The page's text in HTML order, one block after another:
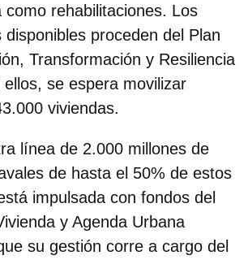
rehabilitaciones. Los
disponibles proceden del Plan
Transformación y Resiliencia
ellos, se espera movilizar
viviendas.
línea de 2.000 millones de
de hasta el 50% de estos
impulsada con fondos del
y Agenda Urbana
su gestión corre a cargo del